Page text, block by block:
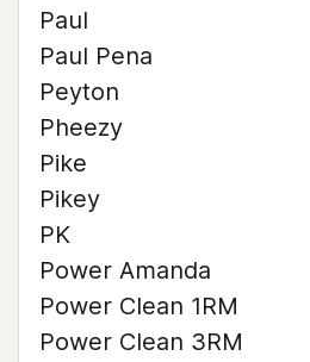
Paul
Paul Pena
Peyton
Pheezy
Pike
Pikey
PK
Power Amanda
Power Clean 1RM
Power Clean 3RM